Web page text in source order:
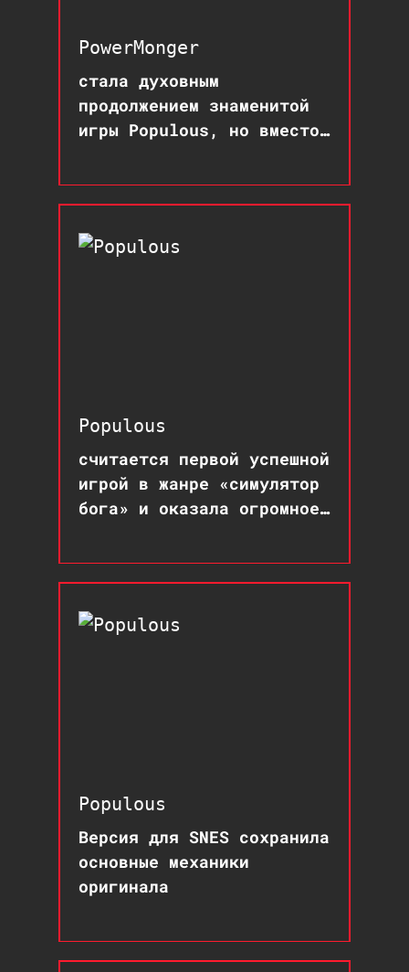
PowerMonger
стала духовным
продолжением знаменитой
игры Populous, но вместо
армиями
Populous
считается первой успешной
игрой в жанре «симулятор
бога» и оказала огромное
стратегий
Populous
Версия для SNES сохранила
основные механики
оригинала